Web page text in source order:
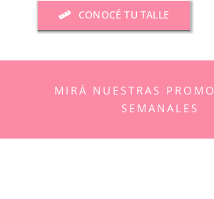
CONOCÉ TU TALLE
MIRÁ NUESTRAS
SEMANALES